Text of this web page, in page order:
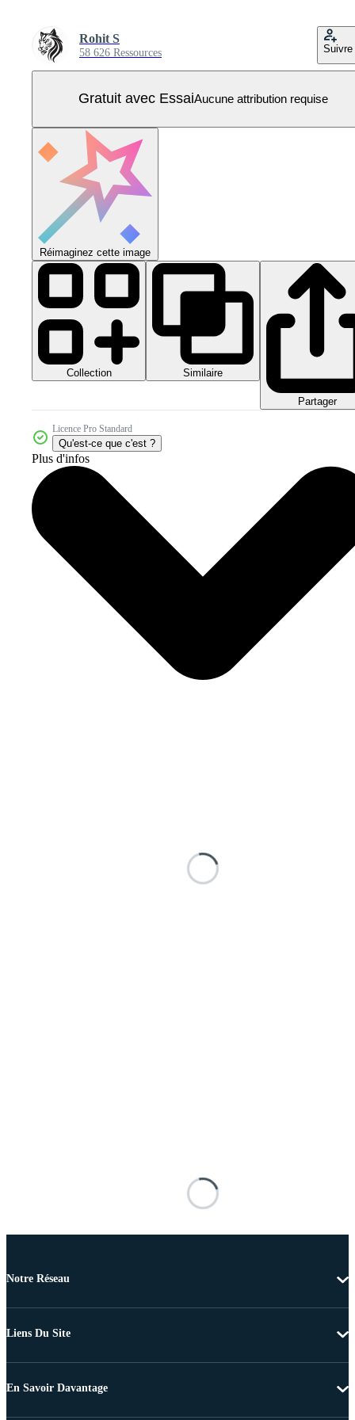
Rohit S
58 626 Ressources Suivre
Gratuit avec EssaiAucune attribution requise
Réimaginez cette image
Collection Similaire
Partager
Licence Pro Standard
Qu'est-ce que c'est ?
Plus d'infos
Notre Réseau
Liens Du Site
En Savoir Davantage